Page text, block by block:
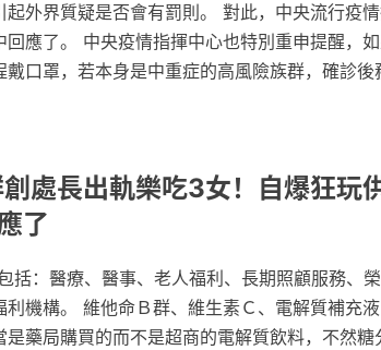
外界質疑是否會有罰則。 對此，中央流行疫情
應了。 中央疫情指揮中心也特別重申提醒，
口罩，若本身是中重症的高風險族群，確診
處長出軌樂吃3女！自爆狂玩
了
：醫療、醫事、老人福利、長期照顧服務、
機構。 維他命Ｂ群、維生素Ｃ、電解質補充
藥局購買的而不是超商的電解質飲料，不然